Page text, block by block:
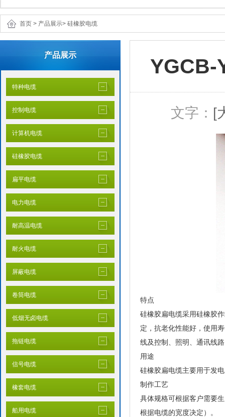
首页 > 产品展示> 硅橡胶电缆
产品展示
特种电缆
控制电缆
计算机电缆
硅橡胶电缆
扁平电缆
电力电缆
耐高温电缆
耐火电缆
屏蔽电缆
卷筒电缆
低烟无卤电缆
拖链电缆
信号电缆
橡套电缆
船用电缆
YGCB-
文字： [
特点
硅橡胶扁电缆采用硅橡胶
定，抗老化性能好，使用
线及控制、照明、通讯线
用途
硅橡胶扁电缆主要用于发
制作工艺
具体规格可根据客户需要
根据电缆的宽度决定）。